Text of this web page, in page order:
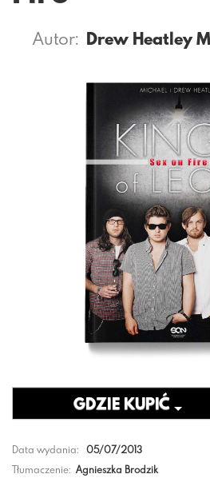
Autor: Drew Heatley
Data wydania:
05/07/2013
Tłumaczenie: Agnieszka Brodzik
GDZIE KUPIĆ